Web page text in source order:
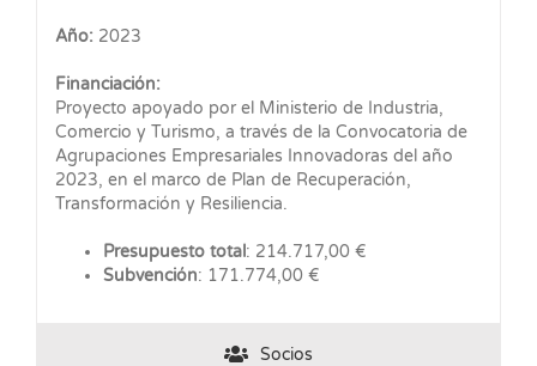
Año: 2023
Financiación:
Proyecto apoyado por el Ministerio de Industria,
Comercio y Turismo, a través de la Convocatoria de
Agrupaciones Empresariales Innovadoras del año
2023, en el marco de Plan de Recuperación,
Transformación y Resiliencia.
Presupuesto total: 214.717,00 €
Subvención: 171.774,00 €
Socios